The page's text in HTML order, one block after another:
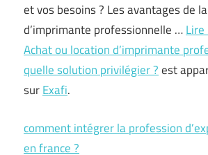
et vos besoins ? Les avantages de
d’imprimante professionnelle …
Achat ou location d’imprimante
quelle solution privilégier ?est
surExafi.
comment intégrer la profession
en france ?